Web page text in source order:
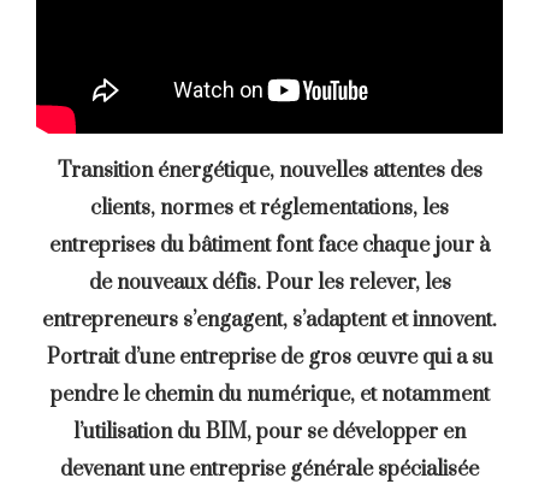
Transition énergétique, nouvelles attentes des
clients, normes et réglementations, les
entreprises du bâtiment font face chaque jour à
de nouveaux défis. Pour les relever, les
entrepreneurs s’engagent, s’adaptent et innovent.
Portrait d’une entreprise de gros œuvre qui a su
pendre le chemin du numérique, et notamment
l’utilisation du BIM, pour se développer en
devenant une entreprise générale spécialisée